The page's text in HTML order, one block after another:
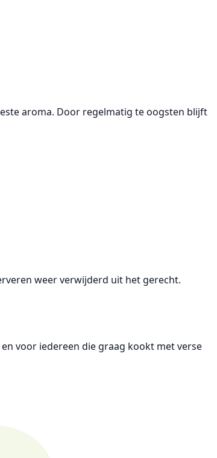
aroma. Door regelmatig te oogsten blijft
weer verwijderd uit het gerecht.
voor iedereen die graag kookt met verse